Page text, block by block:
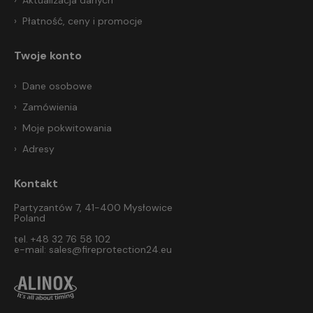
Płatność, ceny i promocje
Twoje konto
Dane osobowe
Zamówienia
Moje pokwitowania
Adresy
Kontakt
Partyzantów 7, 41-400 Mysłowice
Poland
tel. +48 32 76 58 102
e-mail: sales@fireprotection24.eu